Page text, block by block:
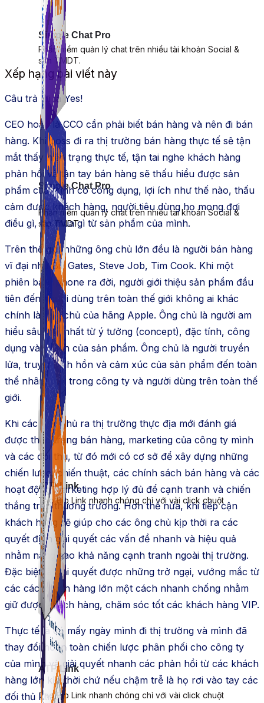
Simple Chat Pro
Phần mềm quản lý chat trên nhiều tài khoản Social &
sàn TMDT.
ATP Link
Tạo Bio Link nhanh chóng chỉ với vài click chuột
Simple Chat Pro
Phần mềm quản lý chat trên nhiều tài khoản Social &
sàn TMDT.
ATP Link
Tạo Bio Link nhanh chóng chỉ với vài click chuột
Xếp hạng bài viết này
Câu trả lời là Yes!
CEO hoặc là CCO cần phải biết bán hàng và nên đi bán
hàng. Khi boss đi ra thị trường bán hàng thực tế sẽ tận
mắt thấy hiện trạng thực tế, tận tai nghe khách hàng
phản hồi và tận tay bán hàng sẽ thấu hiểu được sản
phẩm của mình có công dụng, lợi ích như thế nào, thấu
cảm được khách hàng, người tiêu dùng họ mong đợi
điều gì, họ mua gì từ sản phẩm của mình.
Trên thế giới những ông chủ lớn đều là người bán hàng
vĩ đại như Bill Gates, Steve Job, Tim Cook. Khi một
phiên bản Iphone ra đời, người giới thiệu sản phẩm đầu
tiên đến người dùng trên toàn thế giới không ai khác
chính là ông chủ của hãng Apple. Ông chủ là người am
hiểu sâu sắc nhất từ ý tưởng (concept), đặc tính, công
dụng và lợi ích của sản phẩm. Ông chủ là người truyền
lửa, truyền linh hồn và cảm xúc của sản phẩm đến toàn
thể nhân viên trong công ty và người dùng trên toàn thế
giới.
Khi các ông chủ ra thị trường thực địa mới đánh giá
được thực trạng bán hàng, marketing của công ty mình
và các đối thủ, từ đó mới có cơ sở để xây dựng những
chiến lược, chiến thuật, các chính sách bán hàng và các
hoạt động marketing hợp lý đủ để cạnh tranh và chiến
thắng trên thương trường. Hơn thế nữa, khi tiếp cận
khách hàng sẽ giúp cho các ông chủ kịp thời ra các
quyết định giải quyết các vấn đề nhanh và hiệu quả
nhằm nâng cao khả năng cạnh tranh ngoài thị trường.
Đặc biệt là giải quyết được những trở ngại, vướng mắc từ
các các khách hàng lớn một cách nhanh chống nhằm
giữ được khách hàng, chăm sóc tốt các khách hàng VIP.
Thực tế là có mấy ngày mình đi thị trường và mình đã
thay đổi hoàn toàn chiến lược phân phối cho công ty
của mình và giải quyết nhanh các phản hồi từ các khách
hàng lớn kịp thời chứ nếu chậm trễ là họ rơi vào tay các
đối thủ khác.